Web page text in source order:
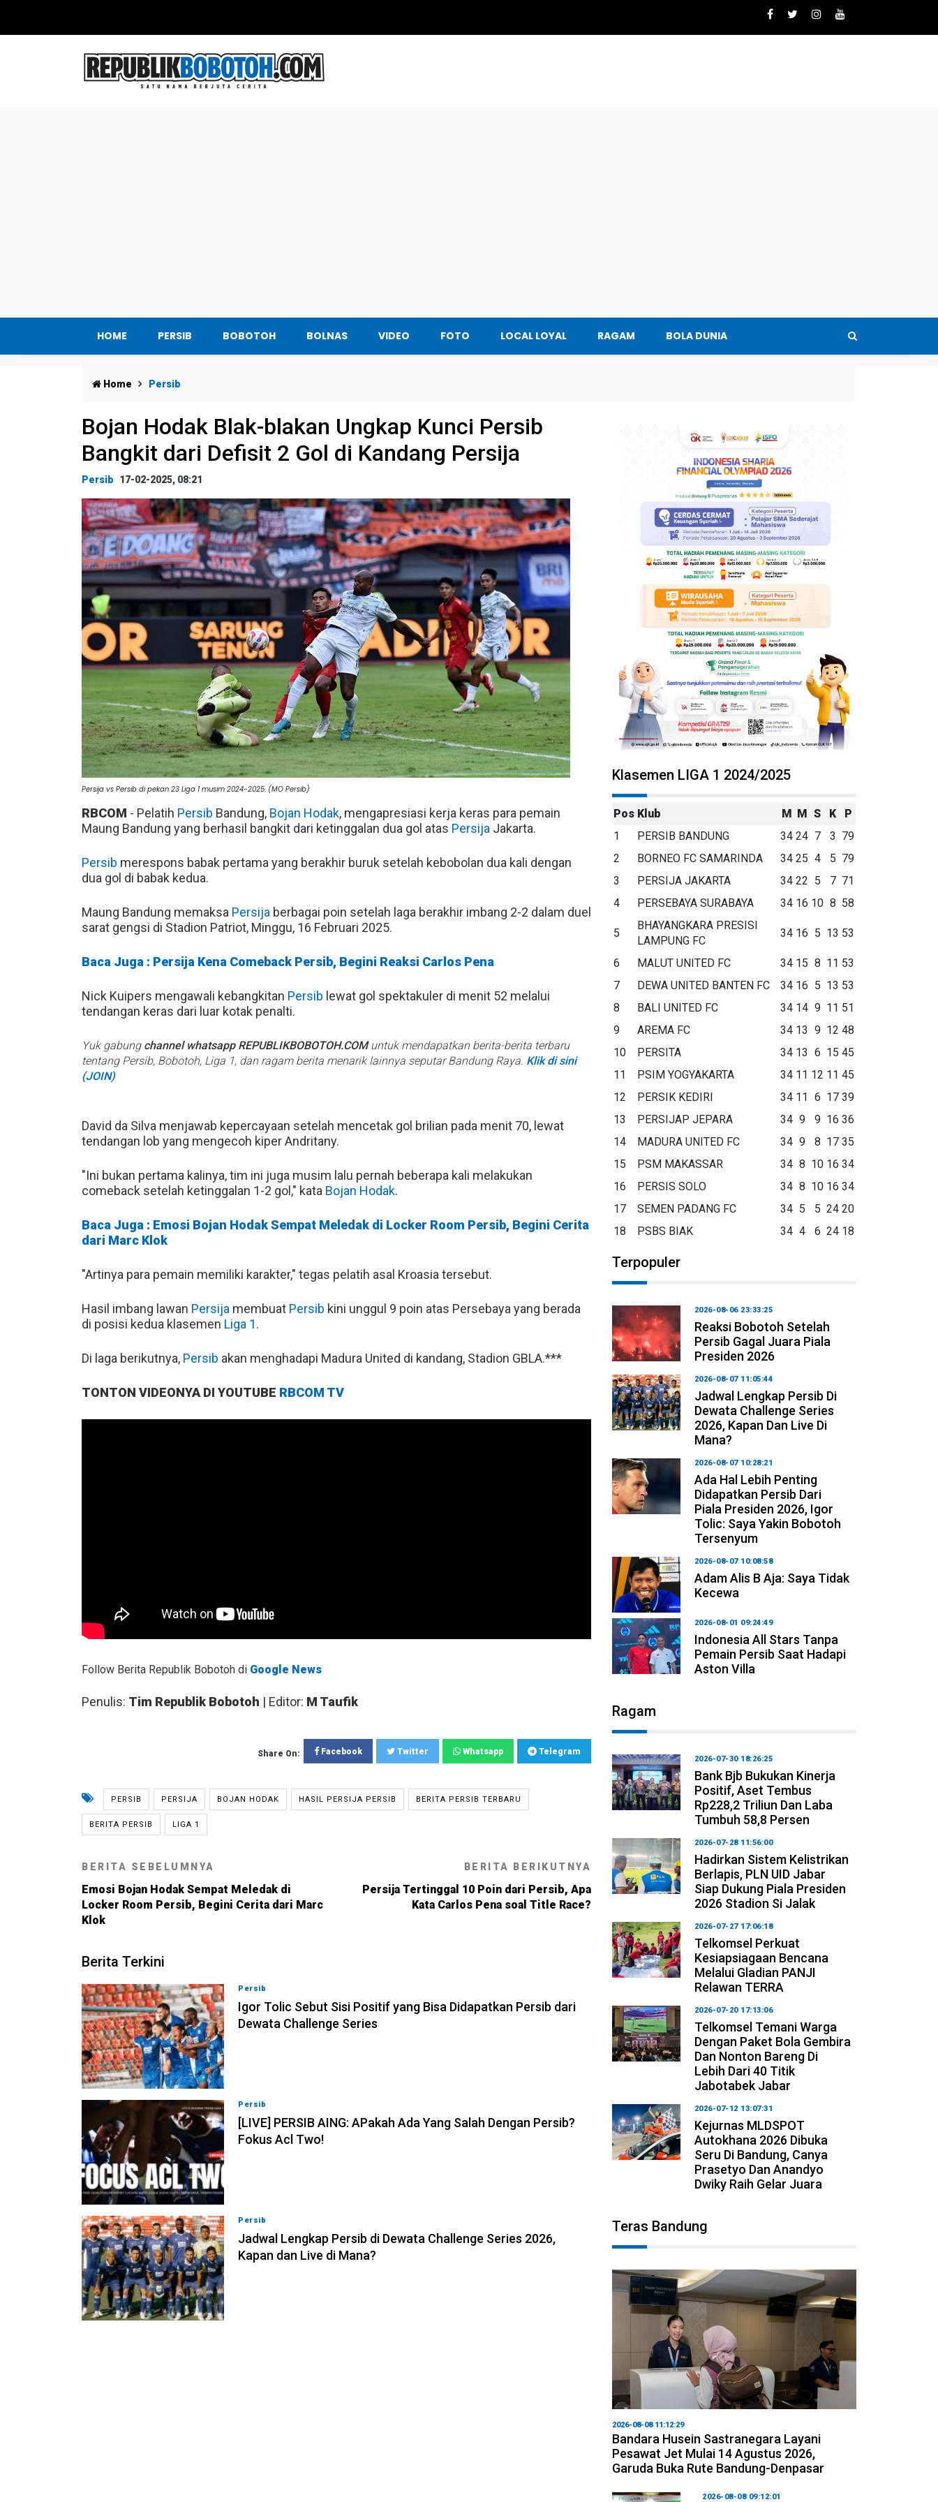
HOME PERSIB BOBOTOH BOLNAS VIDEO FOTO LOCAL LOYAL RAGAM BOLA DUNIA
Home Persib
Bojan Hodak Blak-blakan Ungkap Kunci Persib
Bangkit dari Defisit 2 Gol di Kandang Persija
Persib 17-02-2025, 08:21
Persija vs Persib di pekan 23 Liga 1 musim 2024-2025. (MO Persib)
RBCOM - Pelatih Persib Bandung, Bojan Hodak, mengapresiasi kerja keras para pemain
Maung Bandung yang berhasil bangkit dari ketinggalan dua gol atas Persija Jakarta.
Persib merespons babak pertama yang berakhir buruk setelah kebobolan dua kali dengan
dua gol di babak kedua.
Maung Bandung memaksa Persija berbagai poin setelah laga berakhir imbang 2-2 dalam duel
sarat gengsi di Stadion Patriot, Minggu, 16 Februari 2025.
Baca Juga : Persija Kena Comeback Persib, Begini Reaksi Carlos Pena
Nick Kuipers mengawali kebangkitan Persib lewat gol spektakuler di menit 52 melalui
tendangan keras dari luar kotak penalti.
Yuk gabung channel whatsapp REPUBLIKBOBOTOH.COMuntuk mendapatkan berita-berita terbaru
tentang Persib, Bobotoh, Liga 1, dan ragam berita menarik lainnya seputar Bandung Raya. Klik di sini
(JOIN)
David da Silva menjawab kepercayaan setelah mencetak gol brilian pada menit 70, lewat
tendangan lob yang mengecoh kiper Andritany.
"Ini bukan pertama kalinya, tim ini juga musim lalu pernah beberapa kali melakukan
comeback setelah ketinggalan 1-2 gol," kata Bojan Hodak.
Baca Juga : Emosi Bojan Hodak Sempat Meledak di Locker Room Persib, Begini Cerita
dari Marc Klok
"Artinya para pemain memiliki karakter," tegas pelatih asal Kroasia tersebut.
Hasil imbang lawan Persija membuat Persib kini unggul 9 poin atas Persebaya yang berada
di posisi kedua klasemen Liga 1.
Di laga berikutnya, Persib akan menghadapi Madura United di kandang, Stadion GBLA.***
TONTON VIDEONYA DI YOUTUBE RBCOM TV
Follow Berita Republik Bobotoh di Google News
Penulis: Tim Republik Bobotoh | Editor: M Taufik
Share On: Facebook Twitter Whatsapp Telegram
PERSIB PERSIJA BOJAN HODAK HASIL PERSIJA PERSIB BERITA PERSIB TERBARU
BERITA PERSIB LIGA 1
BERITA SEBELUMNYA
Emosi Bojan Hodak Sempat Meledak di
Locker Room Persib, Begini Cerita dari Marc
Klok
BERITA BERIKUTNYA
Persija Tertinggal 10 Poin dari Persib, Apa
Kata Carlos Pena soal Title Race?
Berita Terkini
Persib
Igor Tolic Sebut Sisi Positif yang Bisa Didapatkan Persib dari
Dewata Challenge Series
Persib
[LIVE] PERSIB AING: APakah Ada Yang Salah Dengan Persib?
Fokus Acl Two!
Persib
Jadwal Lengkap Persib di Dewata Challenge Series 2026,
Kapan dan Live di Mana?
Klasemen LIGA 1 2024/2025
Pos Klub M M S K
P
1
PERSIB BANDUNG 34 24 7 3 79
2
BORNEO FC SAMARINDA 34 25 4 5 79
3
PERSIJA JAKARTA 34 22 5 7 71
4
PERSEBAYA SURABAYA 34 16 10 8 58
5
BHAYANGKARA PRESISI
LAMPUNG FC
34 16 5 13 53
6 MALUT UNITED FC 34 15 8 11 53
7
DEWA UNITED BANTEN FC 34 16 5 13 53
8
BALI UNITED FC 34 14 9 11 51
9
AREMA FC 34 13 9 12 48
10
PERSITA 34 13 6 15 45
11
PSIM YOGYAKARTA 34 11 12 11 45
12
PERSIK KEDIRI 34 11 6 17 39
13
PERSIJAP JEPARA 34 9 9 16 36
14
MADURA UNITED FC 34 9 8 17 35
15
PSM MAKASSAR 34 8 10 16 34
16
PERSIS SOLO 34 8 10 16 34
17
SEMEN PADANG FC 34 5 5 24 20
18
PSBS BIAK 34 4 6 24 18
Terpopuler
2026-08-06 23:33:25
Reaksi Bobotoh Setelah
Persib Gagal Juara Piala
Presiden 2026
2026-08-07 11:05:44
Jadwal Lengkap Persib Di
Dewata Challenge Series
2026, Kapan Dan Live Di
Mana?
2026-08-07 10:28:21
Ada Hal Lebih Penting
Didapatkan Persib Dari
Piala Presiden 2026, Igor
Tolic: Saya Yakin Bobotoh
Tersenyum
2026-08-07 10:08:58
Adam Alis B Aja: Saya Tidak
Kecewa
2026-08-01 09:24:49
Indonesia All Stars Tanpa
Pemain Persib Saat Hadapi
Aston Villa
Ragam
2026-07-30 18:26:25
Bank Bjb Bukukan Kinerja
Positif, Aset Tembus
Rp228,2 Triliun Dan Laba
Tumbuh 58,8 Persen
2026-07-28 11:56:00
Hadirkan Sistem Kelistrikan
Berlapis, PLN UID Jabar
Siap Dukung Piala Presiden
2026 Stadion Si Jalak
2026-07-27 17:06:18
Telkomsel Perkuat
Kesiapsiagaan Bencana
Melalui Gladian PANJI
Relawan TERRA
2026-07-20 17:13:06
Telkomsel Temani Warga
Dengan Paket Bola Gembira
Dan Nonton Bareng Di
Lebih Dari 40 Titik
Jabotabek Jabar
2026-07-12 13:07:31
Kejurnas MLDSPOT
Autokhana 2026 Dibuka
Seru Di Bandung, Canya
Prasetyo Dan Anandyo
Dwiky Raih Gelar Juara
Teras Bandung
2026-08-08 11:12:29
Bandara Husein Sastranegara Layani
Pesawat Jet Mulai 14 Agustus 2026,
Garuda Buka Rute Bandung-Denpasar
2026-08-08 09:12:01